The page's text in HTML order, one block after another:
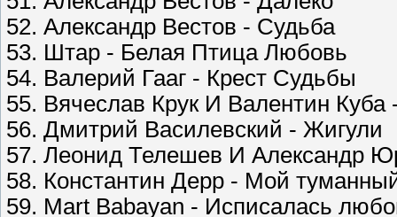
52. Александр Вестов - Судьба
53. Штар - Белая Птица Любовь
54. Валерий Гааг - Крест Судьбы
55. Вячеслав Крук И Валентин
56. Дмитрий Василевский - Жигули
57. Леонид Телешев И Александр
58. Константин Дерр - Мой
59. Mart Babayan - Исписалась